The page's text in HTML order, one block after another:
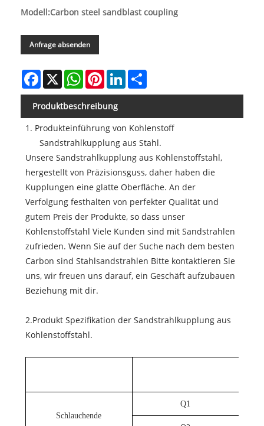
Modell:Carbon steel sandblast coupling
Anfrage absenden
Facebook
X WhatsAppPinterestLinkedIn
Produktbeschreibung
1. Produkteinführung von Kohlenstoff
Sandstrahlkupplung aus Stahl.
Unsere Sandstrahlkupplung aus Kohlenstoffstahl,
hergestellt von Präzisionsguss, daher haben die
Kupplungen eine glatte Oberfläche. An der
Verfolgung festhalten von perfekter Qualität und
gutem Preis der Produkte, so dass unser
Kohlenstoffstahl Viele Kunden sind mit Sandstrahlen
zufrieden. Wenn Sie auf der Suche nach dem besten
Carbon sind Stahlsandstrahlen Bitte kontaktieren Sie
uns, wir freuen uns darauf, ein Geschäft aufzubauen
Beziehung mit dir.
2.Produkt Spezifikation der Sandstrahlkupplung aus
Kohlenstoffstahl.
Schlauchende
Q1